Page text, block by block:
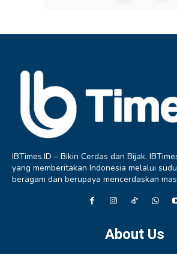
IBTimes.ID – Bikin Cerdas dan Bijak.
yang memberitakan Indonesia melalui
beragam dan berupaya mencerdaskan
About Us